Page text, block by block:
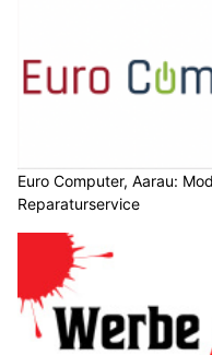
Euro Computer, Aarau:
Reparaturservice